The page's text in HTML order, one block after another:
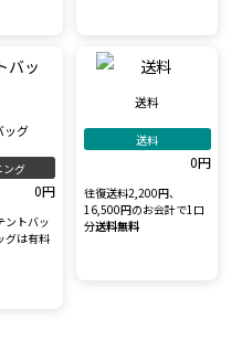
ッグ
ング
0円
ントバッ
グは有料
送料
送料
0円
往復送料2,200円、
16,500円のお会計で1口
分送料無料